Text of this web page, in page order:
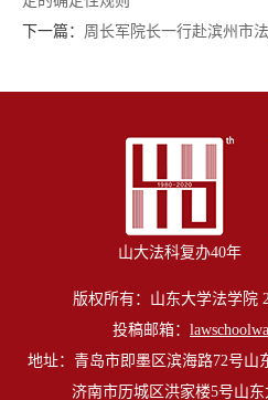
下一篇： 周长军院长一行赴滨州市
山大法科复办40年
版权所有：山东大学法学院
投稿邮箱：
地址：青岛市即墨区滨海路72号
济南市历城区洪家楼5号山东